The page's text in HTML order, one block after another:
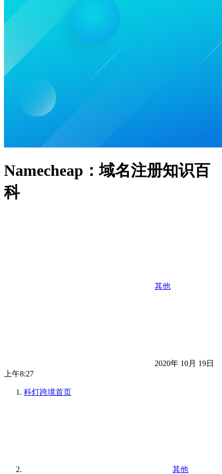
Namecheap：域名注册知识百
科
其他
2020年 10月 19日
上午8:27
科灯跨境首页
其他